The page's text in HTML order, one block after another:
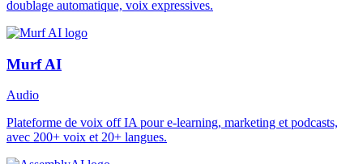
doublage automatique, voix expressives.
Murf AI
Audio
Plateforme de voix off IA pour e-learning, marketing et podcasts,
avec 200+ voix et 20+ langues.